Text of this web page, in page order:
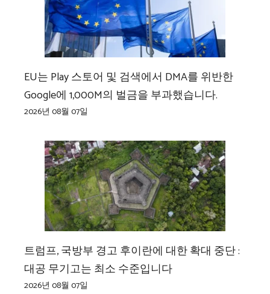
EU는 Play 스토어 및 검색에서 DMA를 위반한
Google에 1,000M의 벌금을 부과했습니다.
2026년 08월 07일
트럼프, 국방부 경고 후이란에 대한 확대 중단 :
대공 무기고는 최소 수준입니다
2026년 08월 07일